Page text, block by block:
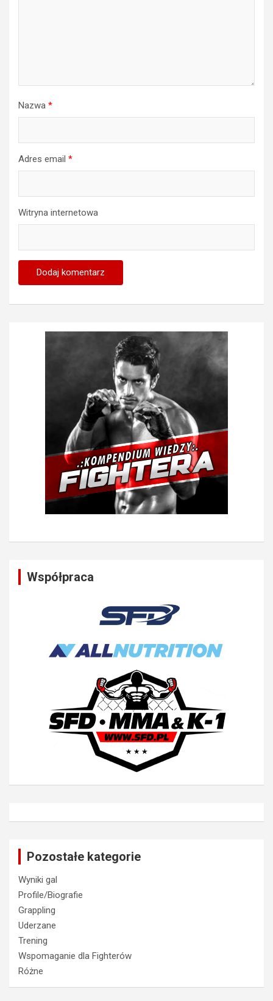
Nazwa *
Adres email *
Witryna internetowa
Współpraca
Pozostałe kategorie
Wyniki gal
Profile/Biografie
Grappling
Uderzane
Trening
Wspomaganie dla Fighterów
Różne